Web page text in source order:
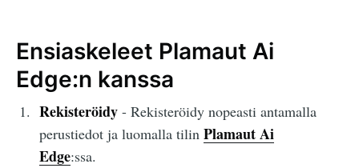
Ensiaskeleet Plamaut Ai
Edge:n kanssa
Rekisteröidy- Rekisteröidy nopeasti antamalla
perustiedot ja luomalla tilin Plamaut Ai
Edge:ssa.